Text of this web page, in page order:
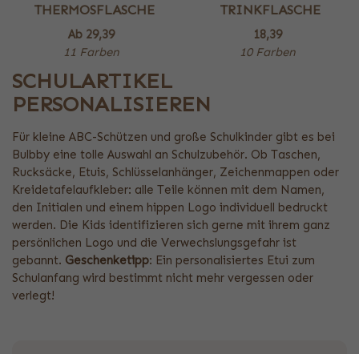
THERMOSFLASCHE
Ab 29,39
11 Farben
TRINKFLASCHE
18,39
10 Farben
SCHULARTIKEL
PERSONALISIEREN
Für kleine ABC-Schützen und große Schulkinder gibt es bei
Bulbby eine tolle Auswahl an Schulzubehör. Ob Taschen,
Rucksäcke, Etuis, Schlüsselanhänger, Zeichenmappen oder
Kreidetafelaufkleber: alle Teile können mit dem Namen,
den Initialen und einem hippen Logo individuell bedruckt
werden. Die Kids identifizieren sich gerne mit ihrem ganz
persönlichen Logo und die Verwechslungsgefahr ist
gebannt. Geschenketipp: Ein personalisiertes Etui zum
Schulanfang wird bestimmt nicht mehr vergessen oder
verlegt!